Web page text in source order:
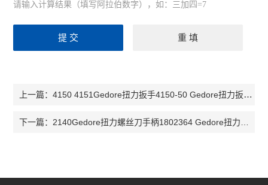
请输入计算结果（填写阿拉伯数字），如：三加四=7
上一篇：4150 4151Gedore扭力扳手4150-50 Gedore扭力扳手7602850扭矩扳手4150-85
下一篇：2140Gedore扭力螺丝刀手柄1802364 Gedore扭力螺丝刀手柄2140 1,5 NM